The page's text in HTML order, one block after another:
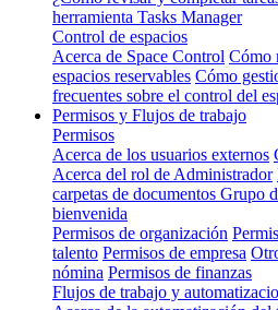
herramienta Tasks Manager
Control de espacios
Acerca de Space Control Cómo
espacios reservables Cómo
frecuentes sobre el control del
Permisos y Flujos de trabajo
Permisos
Acerca de los usuarios externos
Acerca del rol de Administrador
carpetas de documentos Grupo
bienvenida
Permisos de organización
talento Permisos de empresa
nómina Permisos de finanzas
Flujos de trabajo y